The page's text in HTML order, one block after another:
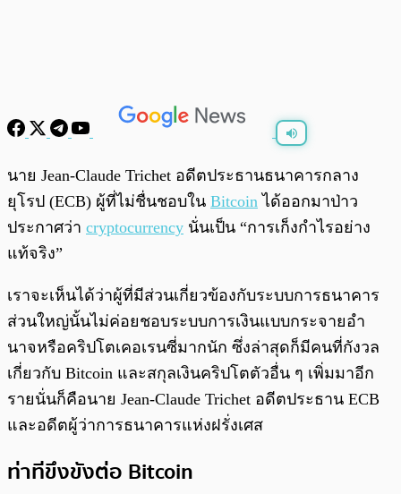
นาย Jean-Claude Trichet อดีตประธานธนาคารกลาง
ยุโรป (ECB) ผู้ที่ไม่ชื่นชอบใน Bitcoin ได้ออกมาป่าว
ประกาศว่า cryptocurrency นั่นเป็น “การเก็งกำไรอย่าง
แท้จริง”
เราจะเห็นได้ว่าผู้ที่มีส่วนเกี่ยวข้องกับระบบการธนาคาร
ส่วนใหญ่นั้นไม่ค่อยชอบระบบการเงินแบบกระจายอำ
นาจหรือคริปโตเคอเรนซี่มากนัก ซึ่งล่าสุดก็มีคนที่กังวล
เกี่ยวกับ Bitcoin และสกุลเงินคริปโตตัวอื่น ๆ เพิ่มมาอีก
รายนั่นก็คือนาย Jean-Claude Trichet อดีตประธาน ECB
และอดีตผู้ว่าการธนาคารแห่งฝรั่งเศส
ท่าทีขึงขังต่อ Bitcoin